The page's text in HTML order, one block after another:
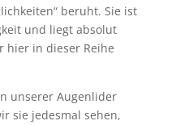
beruht. Sie ist
und liegt absolut
hier in dieser Reihe
unserer Augenlider
sie jedesmal sehen,